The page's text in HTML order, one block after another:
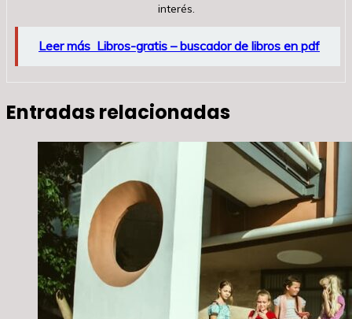
interés.
Leer más Libros-gratis – buscador de libros en pdf
Entradas relacionadas